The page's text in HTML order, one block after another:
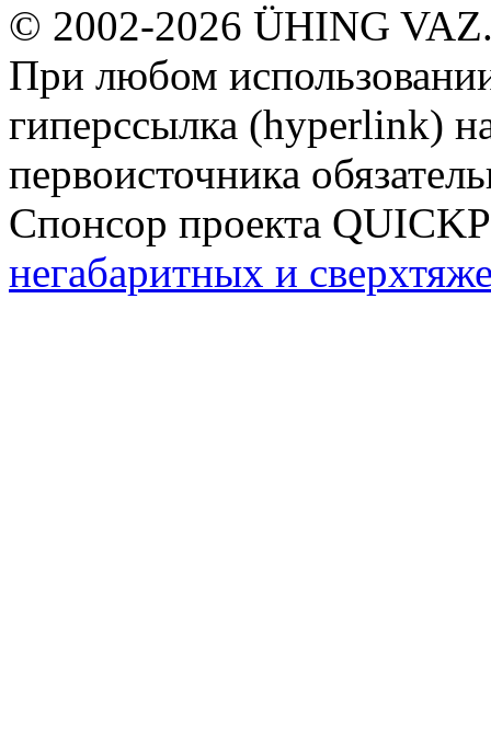
© 2002-2026 ÜHING
При любом
гиперссылка (hyperlink)
первоисточника
Спонсор проекта
негабаритных и